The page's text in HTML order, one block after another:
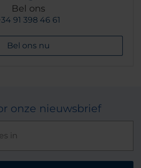
Bel ons
91 398 46 61
Bel ons nu
onze nieuwsbrief